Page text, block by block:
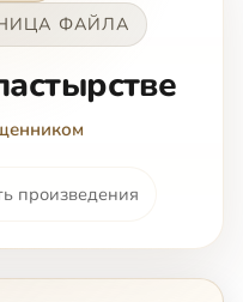
ФАЙЛА
произведения